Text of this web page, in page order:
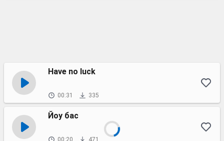
Have no luck
00:31 335
Йоу бас
00:20 471